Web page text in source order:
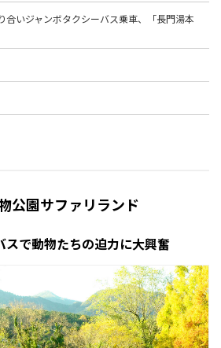
合いジャンボタクシーバス乗車、「長門湯本
公園サファリランド
スで動物たちの迫力に大興奮